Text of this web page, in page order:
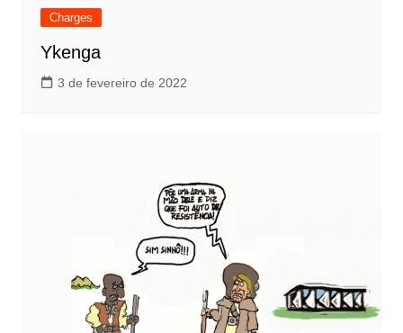
Charges
Ykenga
3 de fevereiro de 2022